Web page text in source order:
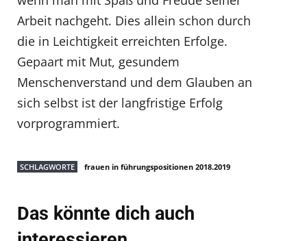
Arbeit nachgeht. Dies allein schon durch
die in Leichtigkeit erreichten Erfolge.
Gepaart mit Mut, gesundem
Menschenverstand und dem Glauben an
sich selbst ist der langfristige Erfolg
vorprogrammiert.
SCHLAGWORTE frauen in führungspositionen 2018.2019
Das könnte dich auch